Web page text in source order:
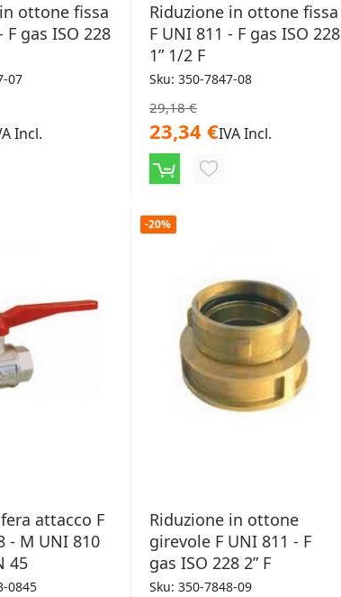
ottone fissa
F gas ISO 228
07
Incl.
Riduzione in ottone fissa
F UNI 811 - F gas ISO 228
1” 1/2 F
Sku: 350-7847-08
29,18 €
23,34 €IVA Incl.
AGGIUNGI
attacco F
- M UNI 810
45
0845
-20%
Riduzione in ottone
girevole F UNI 811 - F
gas ISO 228 2” F
Sku: 350-7848-09